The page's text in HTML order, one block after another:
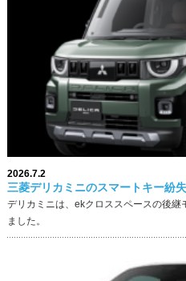
2026.7.2
三菱デリカミニのスマートキー紛
デリカミニは、ekクロススペースの後
ました。